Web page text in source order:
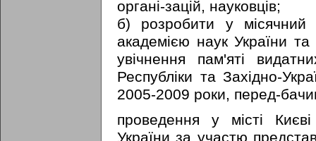
органі-зацій, науковців;
б) розробити у місячний
академією наук України
увічнення пам'яті
Республіки та Західно-
2005-2009 роки, перед-
проведення у місті
України за участю